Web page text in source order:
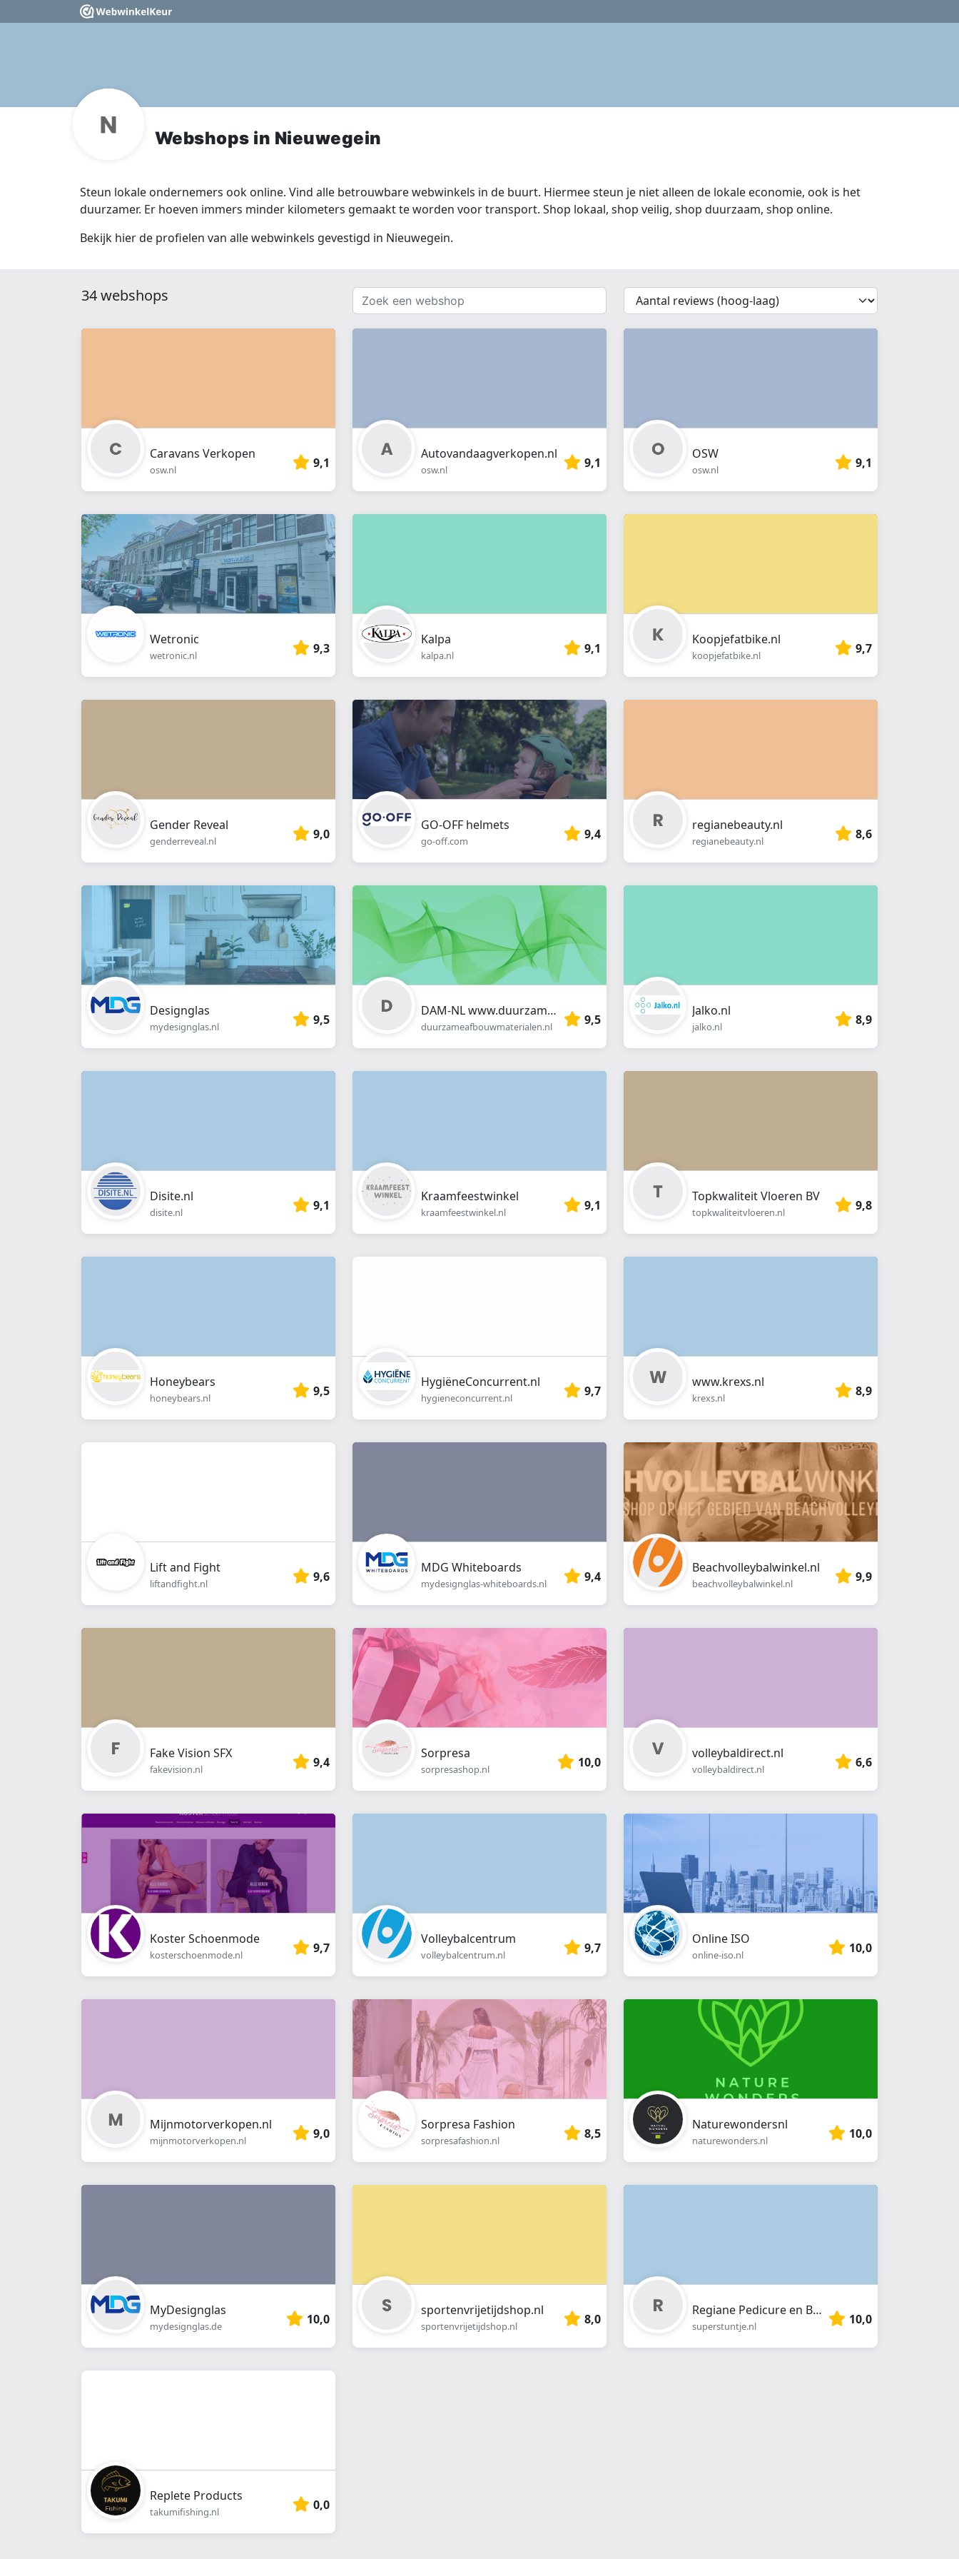
Webshops in Nieuwegein
Steun lokale ondernemers ook online. Vind alle betrouwbare webwinkels in de buurt. Hiermee steun je niet alleen de lokale economie, ook is het
duurzamer. Er hoeven immers minder kilometers gemaakt te worden voor transport. Shop lokaal, shop veilig, shop duurzaam, shop online.
Bekijk hier de profielen van alle webwinkels gevestigd in Nieuwegein.
34 webshops
Zoek
een
webshop
{{
__('Sort')
}}
Caravans Verkopen
osw.nl 9,1
Autovandaagverkopen.nl
osw.nl 9,1
OSW
osw.nl 9,1
Wetronic
wetronic.nl 9,3
Kalpa
kalpa.nl 9,1
Koopjefatbike.nl
koopjefatbike.nl 9,7
Gender Reveal
genderreveal.nl 9,0
GO-OFF helmets
go-off.com 9,4
regianebeauty.nl
regianebeauty.nl 8,6
Designglas
mydesignglas.nl 9,5
DAM-NL www.duurzameafbouwmaterialen.nl
duurzameafbouwmaterialen.nl 9,5
Jalko.nl
jalko.nl 8,9
Disite.nl
disite.nl 9,1
Kraamfeestwinkel
kraamfeestwinkel.nl 9,1
Topkwaliteit Vloeren BV
topkwaliteitvloeren.nl 9,8
Honeybears
honeybears.nl 9,5
HygiëneConcurrent.nl
hygieneconcurrent.nl 9,7
www.krexs.nl
krexs.nl 8,9
Lift and Fight
liftandfight.nl 9,6
MDG Whiteboards
mydesignglas-whiteboards.nl 9,4
Beachvolleybalwinkel.nl
beachvolleybalwinkel.nl 9,9
Fake Vision SFX
fakevision.nl 9,4
Sorpresa
sorpresashop.nl 10,0
volleybaldirect.nl
volleybaldirect.nl 6,6
Koster Schoenmode
kosterschoenmode.nl 9,7
Volleybalcentrum
volleybalcentrum.nl 9,7
Online ISO
online-iso.nl 10,0
Mijnmotorverkopen.nl
mijnmotorverkopen.nl 9,0
Sorpresa Fashion
sorpresafashion.nl 8,5
Naturewondersnl
naturewonders.nl 10,0
MyDesignglas
mydesignglas.de 10,0
sportenvrijetijdshop.nl
sportenvrijetijdshop.nl 8,0
Regiane Pedicure en Beauty
superstuntje.nl 10,0
Replete Products
takumifishing.nl 0,0